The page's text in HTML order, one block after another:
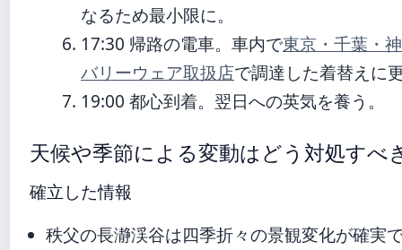
なるため最小限に。
17:30 帰路の電車。車内で東京・千葉・
バリーウェア取扱店で調達した着替えに
19:00 都心到着。翌日への英気を養う。
天候や季節による変動はどう対処すべ
確立した情報
秩父の長瀞渓谷は四季折々の景観変化が確実